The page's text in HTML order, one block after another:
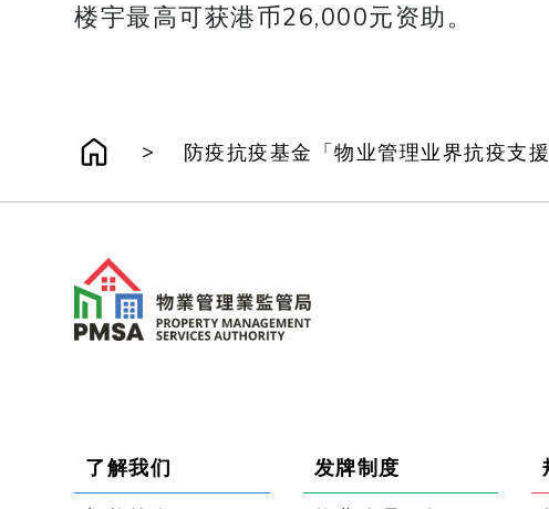
楼宇最高可获港币26,000元资助。
> 防疫抗疫基金「物业管理业界抗疫支
了解我们
发牌制度